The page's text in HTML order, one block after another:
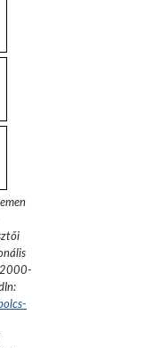
2000-